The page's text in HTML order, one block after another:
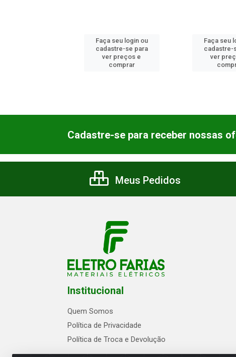
Faça seu login ou
cadastre-se para
ver preços e
Faça seu login ou
cadastre-se para
ver preços e
Cadastre-se para receber nossas
Meus Pedidos
Institucional
Quem Somos
Política de Privacidade
Política de Troca e Devolução